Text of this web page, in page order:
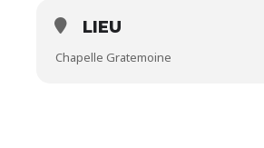
LIEU
Chapelle Gratemoine